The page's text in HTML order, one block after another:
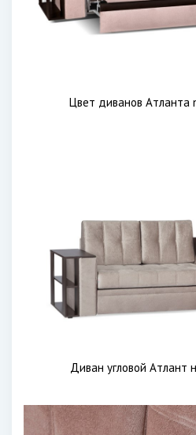
Цвет диванов Атланта
Диван угловой Атлант